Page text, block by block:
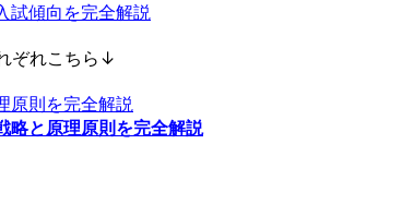
試傾向を完全解説
ぞれこちら↓
原則を完全解説
略と原理原則を完全解説